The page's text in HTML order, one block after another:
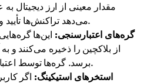
مقدار معینی از ارز دیجیتال
می‌دهد تراکنش‌ها تأیید و بلوک‌های جدید ایجاد شوند.
گره‌های اعتبارسنجی: این‌ها
از بلاکچین را ذخیره می‌کنند و
برسد. گره‌ها توسط اعتبارسنجان مدیریت می‌شوند.
استخرهای استیکینگ: اگر